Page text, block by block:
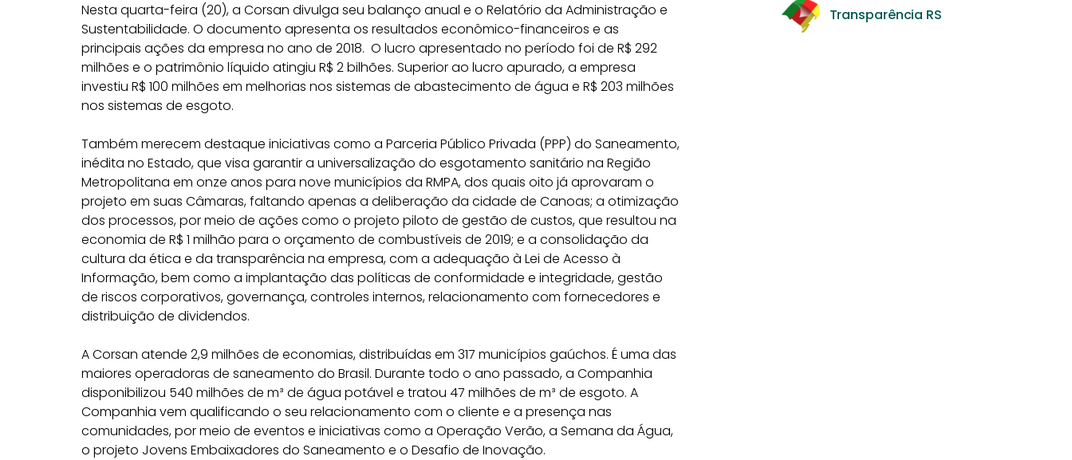
Nesta quarta-feira (20), a Corsan divulga seu balanço anual e o Relatório da Administração e
Sustentabilidade. O documento apresenta os resultados econômico-financeiros e as
principais ações da empresa no ano de 2018. O lucro apresentado no período foi de R$ 292
milhões e o patrimônio líquido atingiu R$ 2 bilhões. Superior ao lucro apurado, a empresa
investiu R$ 100 milhões em melhorias nos sistemas de abastecimento de água e R$ 203 milhões
nos sistemas de esgoto.
Também merecem destaque iniciativas como a Parceria Público Privada (PPP) do Saneamento,
inédita no Estado, que visa garantir a universalização do esgotamento sanitário na Região
Metropolitana em onze anos para nove municípios da RMPA, dos quais oito já aprovaram o
projeto em suas Câmaras, faltando apenas a deliberação da cidade de Canoas; a otimização
dos processos, por meio de ações como o projeto piloto de gestão de custos, que resultou na
economia de R$ 1 milhão para o orçamento de combustíveis de 2019; e a consolidação da
cultura da ética e da transparência na empresa, com a adequação à Lei de Acesso à
Informação, bem como a implantação das políticas de conformidade e integridade, gestão
de riscos corporativos, governança, controles internos, relacionamento com fornecedores e
distribuição de dividendos.
A Corsan atende 2,9 milhões de economias, distribuídas em 317 municípios gaúchos. É uma das
maiores operadoras de saneamento do Brasil. Durante todo o ano passado, a Companhia
disponibilizou 540 milhões de m³ de água potável e tratou 47 milhões de m³ de esgoto. A
Companhia vem qualificando o seu relacionamento com o cliente e a presença nas
comunidades, por meio de eventos e iniciativas como a Operação Verão, a Semana da Água,
o projeto Jovens Embaixadores do Saneamento e o Desafio de Inovação.
Transparência RS